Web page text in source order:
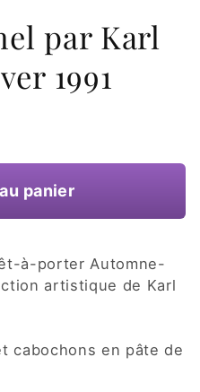
par Karl
1991
panier
à-porter Automne-
artistique de Karl
cabochons en pâte de